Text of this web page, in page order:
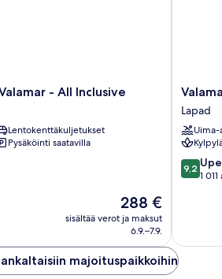
- All Inclusive
Lentokenttäkuljetukset
Pysäköinti saatavilla
Hinta
on
288 €
288 €
sisältää verot ja maksut
6.9.–7.9.
Valamar
Lacroma
Hotel
Lapad
Lapad
Uima-
9.2
kautta
9,2
1
majoituspaikkoihin